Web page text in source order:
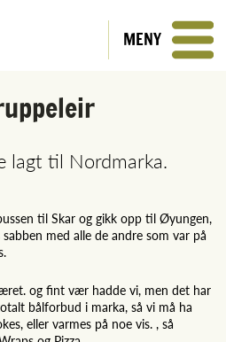
MENY
lagt til Nordmarka.
til Skar og gikk opp til Øyungen,
med alle de andre som var på
og fint vær hadde vi, men det har
bålforbud i marka, så vi må ha
eller varmes på noe vis. , så